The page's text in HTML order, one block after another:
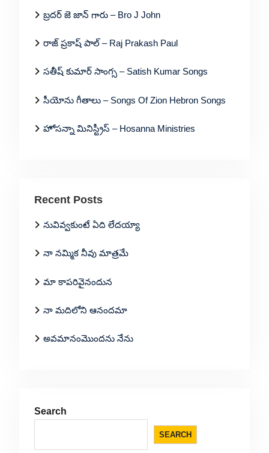
బ్రదర్ జె జాన్ గారు – Bro J John
రాజ్ ప్రకాష్ పాల్ – Raj Prakash Paul
సతీష్ కుమార్ సాంగ్స – Satish Kumar Songs
సీయోను గీతాలు – Songs Of Zion Hebron Songs
హోసన్నా మినిస్ట్రీస్ – Hosanna Ministries
Recent Posts
నువివ్వకుంటే ఏది లేదయ్యా
నా నమ్మిక నీవు మాత్రమే
మా కాపరివైనందున
నా మదిలోని ఆనందమా
అవమానంమొందను నేను
Search
SEARCH